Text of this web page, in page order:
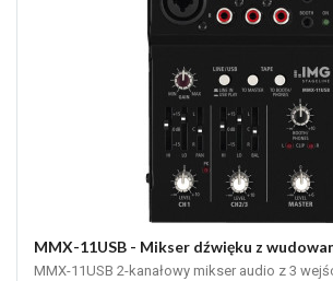
MMX-11USB - Mikser dźwięku z
MMX-11USB 2-kanałowy mikser audio z 3